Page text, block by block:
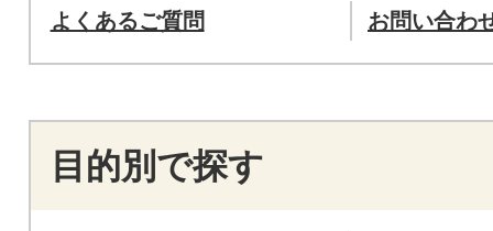
よくあるご質問 お問い合わ
目的別で探す